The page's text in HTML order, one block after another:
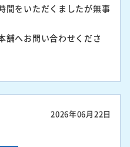
間をいただくましたが無事
舗へお問い合わせくださ
2026年06月22日